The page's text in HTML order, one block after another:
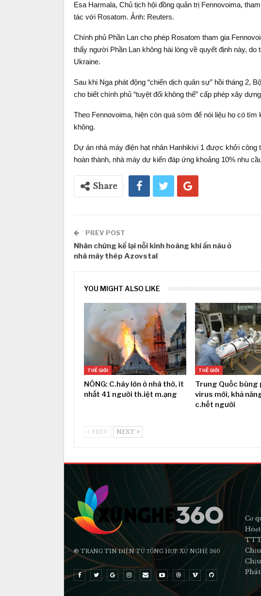
Esa Harmala, Chủ tịch hội đồng quản trị Fennovoima,
tác với Rosatom. Ảnh: Reuters.
Chính phủ Phần Lan cho phép Rosatom tham gia
thấy người Phần Lan không hài lòng về quyết định này,
Ukraine.
Sau khi Nga phát động “chiến dịch quân sự” hồi tháng 2,
cho biết chính phủ “tuyệt đối không thể” cấp phép xây
Theo Fennovoima, hiện còn quá sớm để nói liệu họ có
không.
Dự án nhà máy điện hạt nhân Hanhikivi 1 được khởi
hoàn thành, nhà máy dự kiến đáp ứng khoảng 10% nhu
Share
PREV POST
Nhân chứng kể lại nỗi kinh hoàng khi ẩn náu ở
nhà máy thép Azovstal
YOU MIGHT ALSO LIKE
THẾ GIỚI
NÓNG: C.háy lớn ở nhà thờ, ít
nhất 41 người th.iệt m.ạng
THẾ GIỚI
Trung Quốc bùng
virus mới, khả
c.hết người
PREV NEXT
® TRANG TIN ĐIỆN TỬ ТỔNG HỢP XỨ NGHỆ 360
Cơ